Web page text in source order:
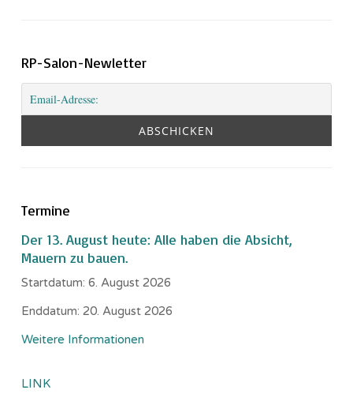
RP-Salon-Newletter
Termine
Der 13. August heute: Alle haben die Absicht,
Mauern zu bauen.
Startdatum: 6. August 2026
Enddatum: 20. August 2026
Weitere Informationen
LINK